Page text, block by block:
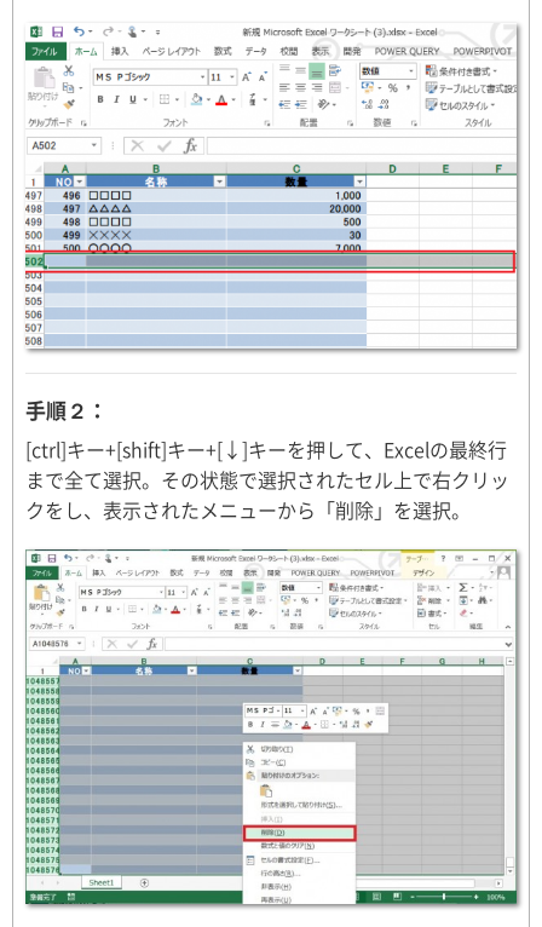
手順２：
[ctrl]キー+[shift]キー+[↓]キーを押して、Excelの最終行
まで全て選択。その状態で選択されたセル上で右クリッ
クをし、表示されたメニューから「削除」を選択。